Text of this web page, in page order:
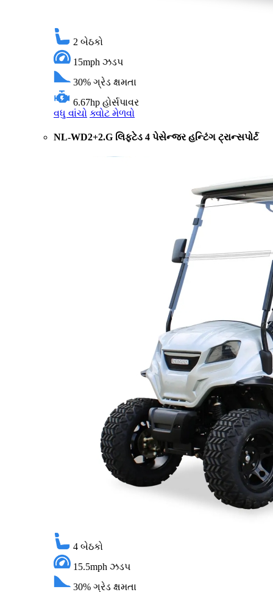
2 બેઠકો
15mph ઝડપ
30% ગ્રેડ ક્ષમતા
6.67hp હોર્સપાવર
વધુ વાંચો ક્વોટ મેળવો
NL-WD2+2.G લિફ્ટેડ 4 પેસેન્જર હન્ટિંગ ટ્રાન્સપોર્ટ
4 બેઠકો
15.5mph ઝડપ
30% ગ્રેડ ક્ષમતા